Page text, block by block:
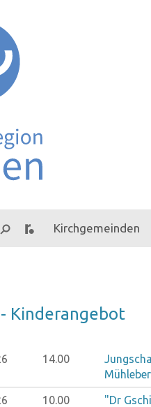
Kirchgemeinden
Kin­der­an­ge­bot
14.00
10.00
"Dr